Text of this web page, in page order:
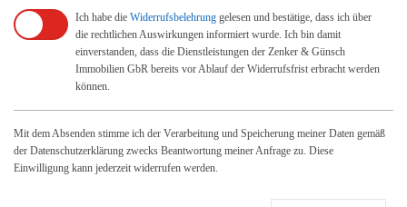
Ich habe die Widerrufsbelehrung gelesen und bestätige, dass ich über
die rechtlichen Auswirkungen informiert wurde. Ich bin damit
einverstanden, dass die Dienstleistungen der Zenker & Günsch
Immobilien GbR bereits vor Ablauf der Widerrufsfrist erbracht werden
können.
Mit dem Absenden stimme ich der Verarbeitung und Speicherung meiner Daten gemäß
der Datenschutzerklärung zwecks Beantwortung meiner Anfrage zu. Diese
Einwilligung kann jederzeit widerrufen werden.